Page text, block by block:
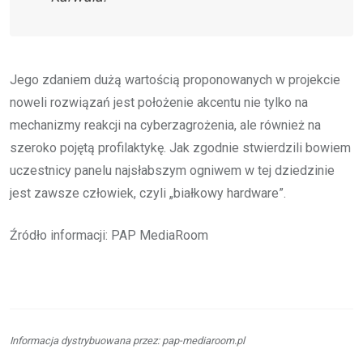
Jego zdaniem dużą wartością proponowanych w projekcie
noweli rozwiązań jest położenie akcentu nie tylko na
mechanizmy reakcji na cyberzagrożenia, ale również na
szeroko pojętą profilaktykę. Jak zgodnie stwierdzili bowiem
uczestnicy panelu najsłabszym ogniwem w tej dziedzinie
jest zawsze człowiek, czyli „białkowy hardware”.
Źródło informacji: PAP MediaRoom
Informacja dystrybuowana przez: pap-mediaroom.pl